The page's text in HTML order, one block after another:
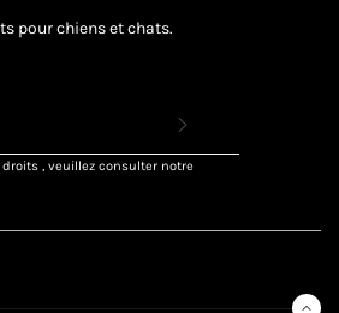
pour chiens et chats.
, veuillez consulter notre